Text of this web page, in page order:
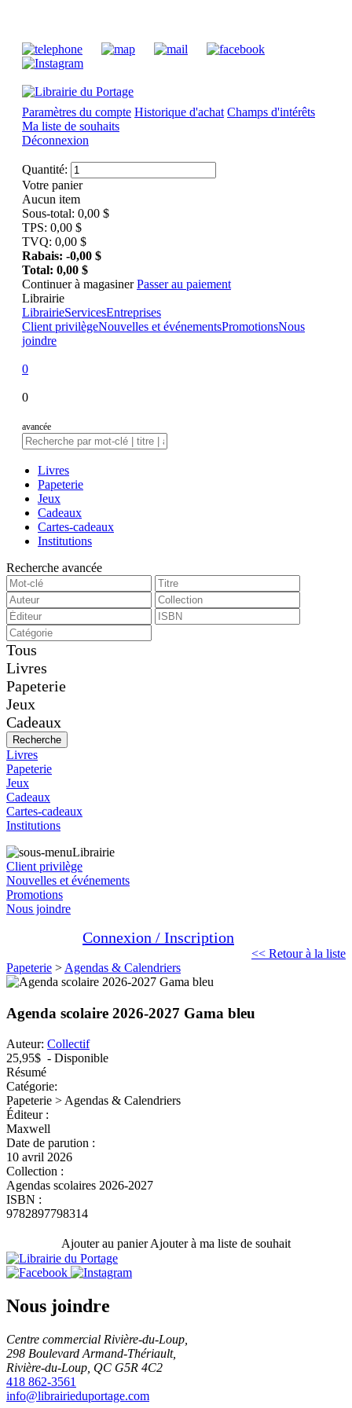
Paramètres du compte Historique d'achat Champs d'intérêts
Ma liste de souhaits
Déconnexion
Quantité:
Votre panier
Aucun item
Sous-total: 0,00 $
TPS: 0,00 $
TVQ: 0,00 $
Rabais: -0,00 $
Total: 0,00 $
Continuer à magasiner Passer au paiement
Librairie
LibrairieServicesEntreprises
Client privilègeNouvelles et événementsPromotionsNous
joindre
0
0
avancée
Livres
Papeterie
Jeux
Cadeaux
Cartes-cadeaux
Institutions
Recherche avancée
Tous
Livres
Papeterie
Jeux
Cadeaux
Recherche
Livres
Papeterie
Jeux
Cadeaux
Cartes-cadeaux
Institutions
Librairie
Client privilège
Nouvelles et événements
Promotions
Nous joindre
Connexion / Inscription
<< Retour à la liste
Papeterie > Agendas & Calendriers
Agenda scolaire 2026-2027 Gama bleu
Auteur: Collectif
25,95$ - Disponible
Résumé
Catégorie:
Papeterie > Agendas & Calendriers
Éditeur :
Maxwell
Date de parution :
10 avril 2026
Collection :
Agendas scolaires 2026-2027
ISBN :
9782897798314
Ajouter au panier Ajouter à ma liste de souhait
Nous joindre
Centre commercial Rivière-du-Loup,
298 Boulevard Armand-Thériault,
Rivière-du-Loup, QC G5R 4C2
418 862-3561
info@librairieduportage.com